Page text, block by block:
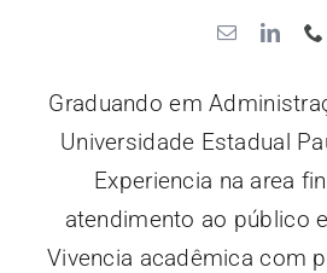
Graduando em
Universidade Estadual
Experiencia na area
atendimento ao público
Vivencia acadêmica com